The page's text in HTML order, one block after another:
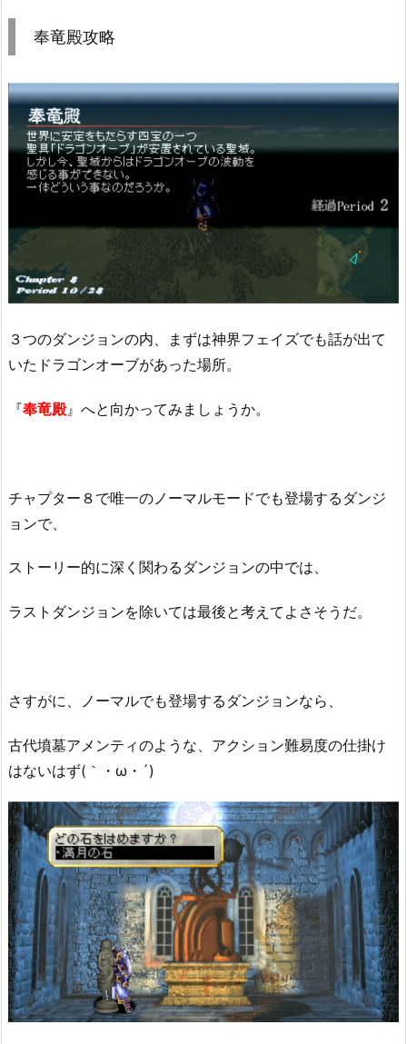
奉竜殿攻略
３つのダンジョンの内、まずは神界フェイズでも話が出て
いたドラゴンオーブがあった場所。
『奉竜殿』へと向かってみましょうか。
チャプター８で唯一のノーマルモードでも登場するダンジ
ョンで、
ストーリー的に深く関わるダンジョンの中では、
ラストダンジョンを除いては最後と考えてよさそうだ。
さすがに、ノーマルでも登場するダンジョンなら、
古代墳墓アメンティのような、アクション難易度の仕掛け
はないはず(｀・ω・´)